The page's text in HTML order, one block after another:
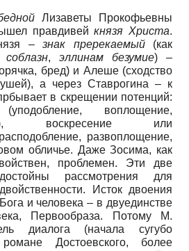
Лизаветы Прокофьевны
правдивейкнязя Христа.
– знак пререкаемый(как
, эллинам безумие) –
бред) и Алеше (сходство
а через Ставрогина – к
в скрещении потенций:
(уподобление, воплощение,
воскресение или
развоплощение,
обличье. Даже Зосима, как
проблемен. Эти две
рассмотрения для
Исток двоения
и человека – в двуединстве
Первообраза. Потому М.
диалога (начала сугубо
Достоевского, более